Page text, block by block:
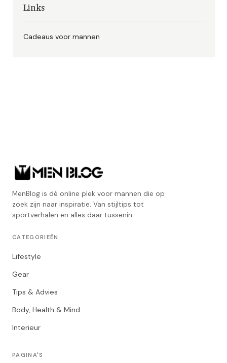
Links
Cadeaus voor mannen
MenBlog is dé online plek voor mannen die op
zoek zijn naar inspiratie. Van stijltips tot
sportverhalen en alles daar tussenin.
CATEGORIEËN
Lifestyle
Gear
Tips & Advies
Body, Health & Mind
Interieur
PAGINA'S